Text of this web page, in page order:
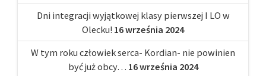
Dni integracji wyjątkowej klasy pierwszej I LO w
Olecku! 16 września 2024
W tym roku człowiek serca- Kordian- nie powinien
być już obcy… 16 września 2024